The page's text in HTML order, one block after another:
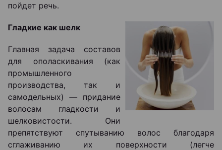
пойдет речь.
Гладкие как шелк
Главная задача составов
для ополаскивания (как
промышленного
производства, так и
самодельных) — придание
волосам гладкости и
шелковистости. Они
препятствуют спутыванию волос благодаря
сглаживанию их поверхности (легче